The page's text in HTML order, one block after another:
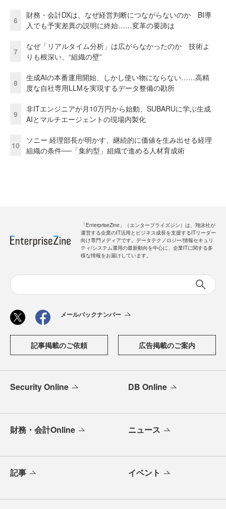
6
財務・会計DXは、なぜ経営判断につながらないのか BI導
入でも予実差異の説明に終始……変革の要諦は
7
なぜ「リアルタイム分析」は広がらなかったのか 技術よ
りも根深い、“組織の壁”
8
生成AIの本番運用開始、しかし使い物にならない……高精
度な自社専用LLMを実現するデータ整備の勘所
9
非ITエンジニアが月10万円から始動、SUBARUに学ぶ生成
AIとマルチエージェントの現場内製化
10
ソニー 経理部長が明かす、継続的に価値を生み出せる経理
組織の条件──「集約型」組織で進める人材育成術
「EnterpriseZine」（エンタープライズジン）は、翔泳社が
運営する企業のIT活用とビジネス成長を支援するITリーダー
向け専門メディアです。データテクノロジー/情報セキュリ
ティ/システム運用の最新動向を中心に、企業ITに関する多
様な情報をお届けしています。
メールバックナンバー
記事掲載のご依頼 広告掲載のご案内
Security Online DB Online
財務・会計Online ニュース
記事 イベント